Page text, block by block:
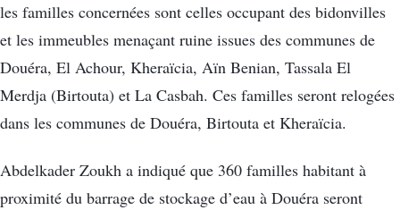
les familles concernées sont celles occupant des bidonvilles
et les immeubles menaçant ruine issues des communes de
Douéra, El Achour, Kheraïcia, Aïn Benian, Tassala El
Merdja (Birtouta) et La Casbah. Ces familles seront relogées
dans les communes de Douéra, Birtouta et Kheraïcia.
Abdelkader Zoukh a indiqué que 360 familles habitant à
proximité du barrage de stockage d’eau à Douéra seront